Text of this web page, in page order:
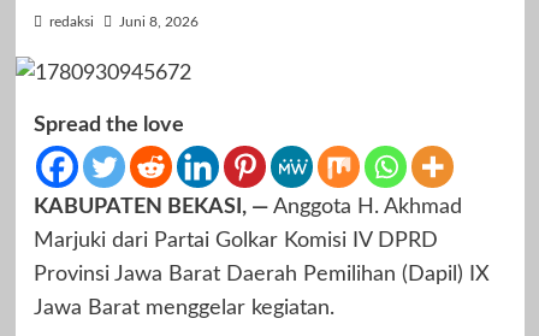
redaksi Juni 8, 2026
Spread the love
KABUPATEN BEKASI, —Anggota H. Akhmad
Marjuki dari Partai Golkar Komisi IV DPRD
Provinsi Jawa Barat Daerah Pemilihan (Dapil) IX
Jawa Barat menggelar kegiatan.